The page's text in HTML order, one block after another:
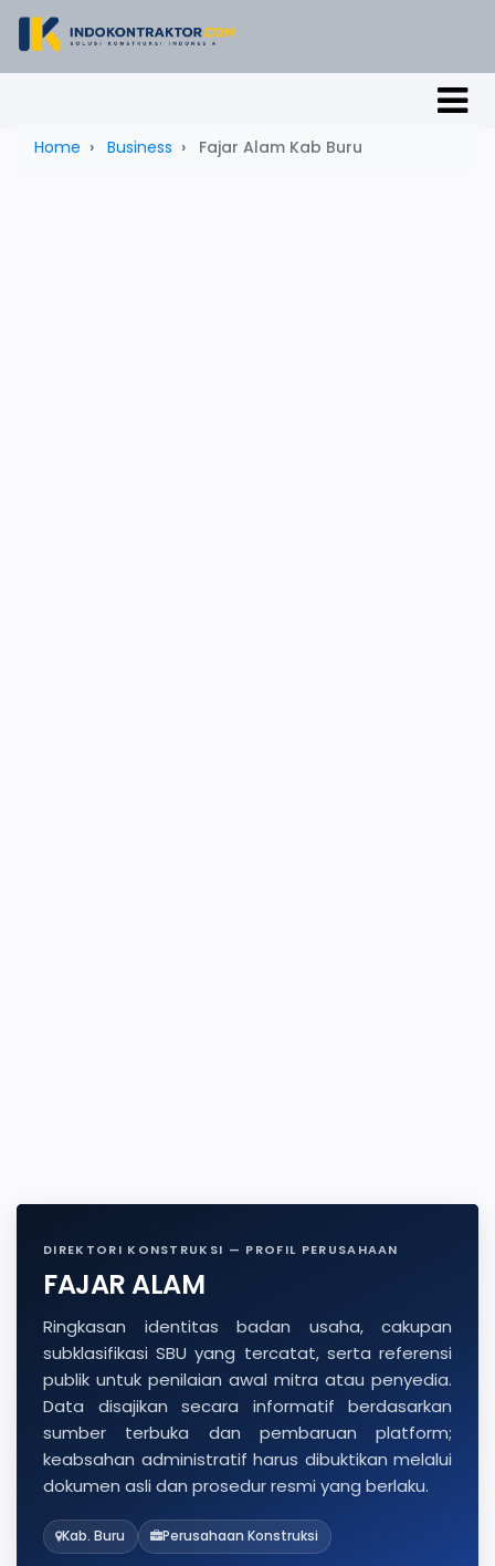
Home Business Fajar Alam Kab Buru
DIREKTORI KONSTRUKSI — PROFIL PERUSAHAAN
FAJAR ALAM
Ringkasan identitas badan usaha, cakupan
subklasifikasi SBU yang tercatat, serta referensi
publik untuk penilaian awal mitra atau penyedia.
Data disajikan secara informatif berdasarkan
sumber terbuka dan pembaruan platform;
keabsahan administratif harus dibuktikan melalui
dokumen asli dan prosedur resmi yang berlaku.
Kab. Buru Perusahaan Konstruksi